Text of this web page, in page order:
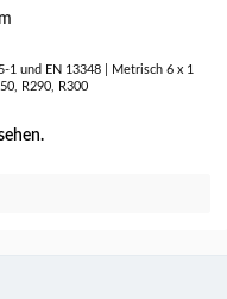
1 und EN 13348 | Metrisch 6 x 1
R290, R300